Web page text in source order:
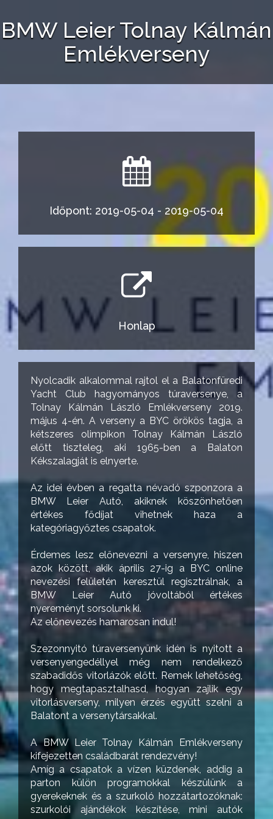
BMW Leier Tolnay Kálmán
Emlékverseny
Időpont: 2019-05-04 - 2019-05-04
Honlap
Nyolcadik alkalommal rajtol el a Balatonfüredi
Yacht Club hagyományos túraversenye, a
Tolnay Kálmán László Emlékverseny 2019.
május 4-én. A verseny a BYC örökös tagja, a
kétszeres olimpikon Tolnay Kálmán László
előtt tiszteleg, aki 1965-ben a Balaton
Kékszalagját is elnyerte.
Az idei évben a regatta névadó szponzora a
BMW Leier Autó, akiknek köszönhetően
értékes fődíjat vihetnek haza a
kategóriagyőztes csapatok.
Érdemes lesz előnevezni a versenyre, hiszen
azok között, akik április 27-ig a BYC online
nevezési felületén keresztül regisztrálnak, a
BMW Leier Autó jóvoltából értékes
nyereményt sorsolunk ki.
Az előnevezés hamarosan indul!
Szezonnyitó túraversenyünk idén is nyitott a
versenyengedéllyel még nem rendelkező
szabadidős vitorlázók előtt. Remek lehetőség,
hogy megtapasztalhasd, hogyan zajlik egy
vitorlásverseny, milyen érzés együtt szelni a
Balatont a versenytársakkal.
A BMW Leier Tolnay Kálmán Emlékverseny
kifejezetten családbarát rendezvény!
Amíg a csapatok a vízen küzdenek, addig a
parton külön programokkal készülünk a
gyerekeknek és a szurkoló hozzátartozóknak:
szurkolói ajándékok készítése, mini autók